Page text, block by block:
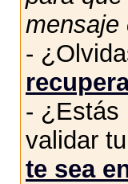
mensaje
-
- ¿Estás
validar
te sea